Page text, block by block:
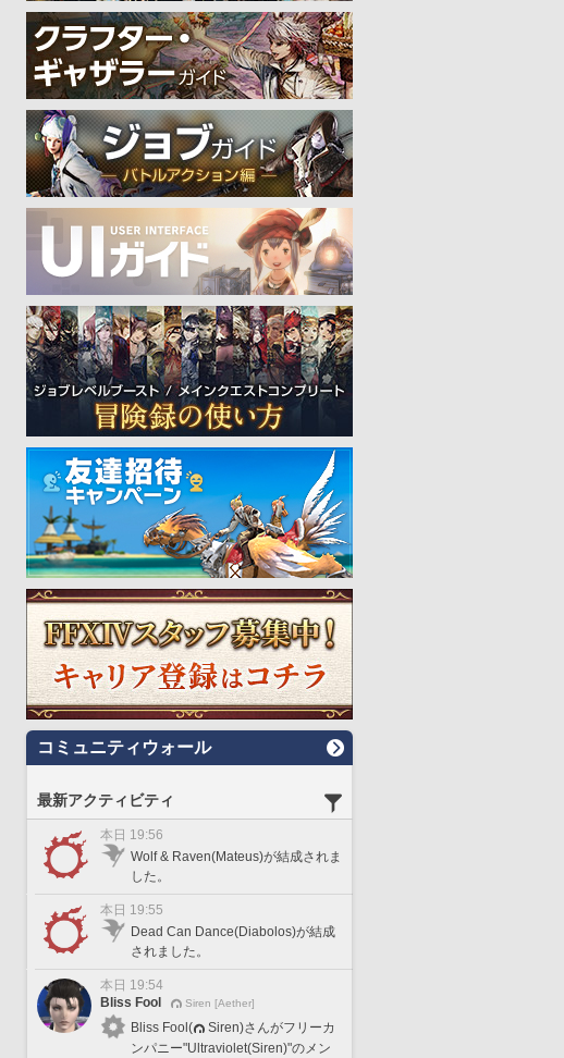
コミュニティウォール
最新アクティビティ
本日 19:56
Wolf & Raven(Mateus)が結成されま
した。
本日 19:55
Dead Can Dance(Diabolos)が結成
されました。
本日 19:54
Bliss Fool
Siren [Aether]
Bliss Fool(
Siren)さんがフリーカ
ンパニー"Ultraviolet(Siren)"のメン